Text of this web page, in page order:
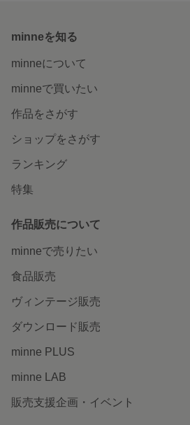
minneを知る
minneについて
minneで買いたい
作品をさがす
ショップをさがす
ランキング
特集
作品販売について
minneで売りたい
食品販売
ヴィンテージ販売
ダウンロード販売
minne PLUS
minne LAB
販売支援企画・イベント